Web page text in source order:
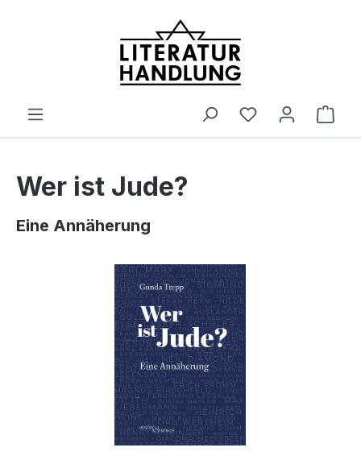
Wer ist Jude?
Eine Annäherung
Bildergalerie überspringen